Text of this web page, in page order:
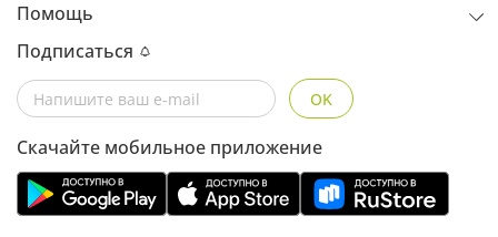
Помощь
Подписаться
OK
Скачайте мобильное приложение